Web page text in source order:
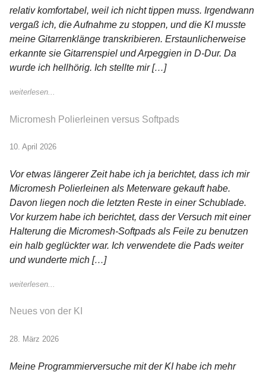
relativ komfortabel, weil ich nicht tippen muss. Irgendwann
vergaß ich, die Aufnahme zu stoppen, und die KI musste
meine Gitarrenklänge transkribieren. Erstaunlicherweise
erkannte sie Gitarrenspiel und Arpeggien in D-Dur. Da
wurde ich hellhörig. Ich stellte mir […]
weiterlesen...
Micromesh Polierleinen versus Softpads
10. April 2026
Vor etwas längerer Zeit habe ich ja berichtet, dass ich mir
Micromesh Polierleinen als Meterware gekauft habe.
Davon liegen noch die letzten Reste in einer Schublade.
Vor kurzem habe ich berichtet, dass der Versuch mit einer
Halterung die Micromesh-Softpads als Feile zu benutzen
ein halb geglückter war. Ich verwendete die Pads weiter
und wunderte mich […]
weiterlesen...
Neues von der KI
28. März 2026
Meine Programmierversuche mit der KI habe ich mehr